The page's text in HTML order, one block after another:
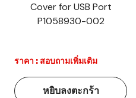
Cover for USB Port
P1058930-002
ราคา : สอบถามเพิ่มเติม
หยิบลงตะกร้า